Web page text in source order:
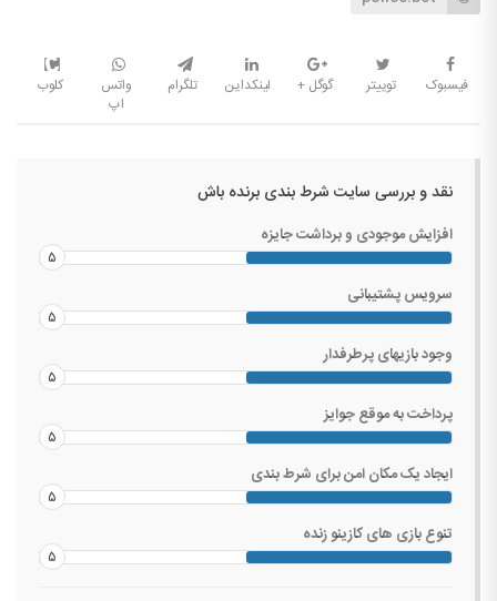
فیسبوک توییتر گوگل + لینکداین تلگرام
واتس
اپ
کلوب
نقد و بررسی سایت شرط بندی برنده باش
افزایش موجودی و برداشت جایزه
۵
سرویس پشتیبانی
۵
وجود بازیهای پرطرفدار
۵
پرداخت به موقع جوایز
۵
ایجاد یک مکان امن برای شرط بندی
۵
تنوع بازی های کازینو زنده
۵